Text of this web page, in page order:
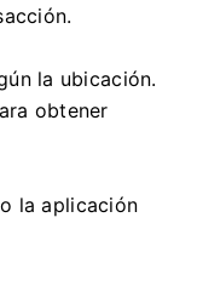
la ubicación.
obtener
la aplicación